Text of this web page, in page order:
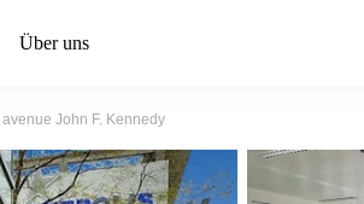
Über uns
John F. Kennedy